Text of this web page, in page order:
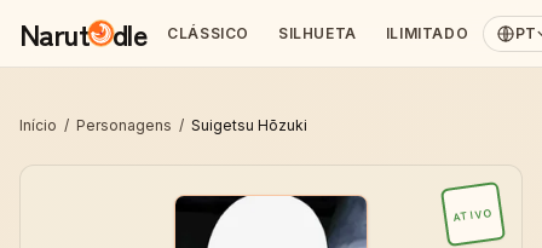
Narut dle CLÁSSICO SILHUETA ILIMITADO PT
Início / Personagens / Suigetsu Hōzuki
ATIVO